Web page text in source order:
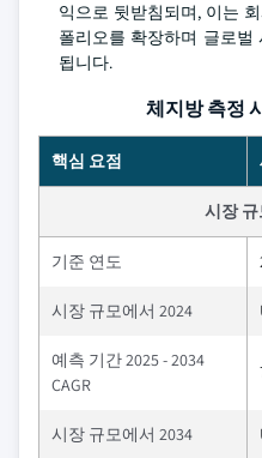
익으로 뒷받침되며, 이는
폴리오를 확장하며 글로벌
됩니다.
체지방 측정
핵심 요점
시장
기준 연도
시장 규모에서 2024
예측 기간 2025 - 2034
CAGR
시장 규모에서 2034